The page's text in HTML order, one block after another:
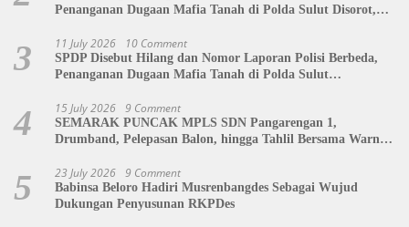
Penanganan Dugaan Mafia Tanah di Polda Sulut Disorot,
3 11 July 2026 10 Comment
SPDP Disebut Hilang dan Nomor Laporan Polisi Berbeda,
Penanganan Dugaan Mafia Tanah di Polda Sulut
4 15 July 2026 9 Comment
SEMARAK PUNCAK MPLS SDN Pangarengan 1,
Drumband, Pelepasan Balon, hingga Tahlil Bersama Warnai
5 23 July 2026 9 Comment
Babinsa Beloro Hadiri Musrenbangdes Sebagai Wujud
Dukungan Penyusunan RKPDes